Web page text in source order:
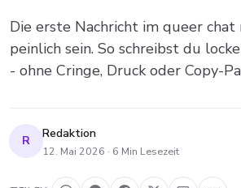
Die erste Nachricht im queer chat
peinlich sein. So schreibst du
- ohne Cringe, Druck oder Copy-
R Redaktion
12. Mai 2026 · 6 Min Lesezeit